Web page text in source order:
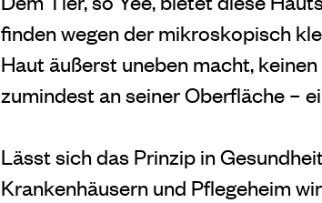
finden wegen der mikroskopisch
Haut äußerst uneben macht,
zumindest an seiner Oberfläche –
Lässt sich das Prinzip in
Krankenhäusern und Pflegeheim